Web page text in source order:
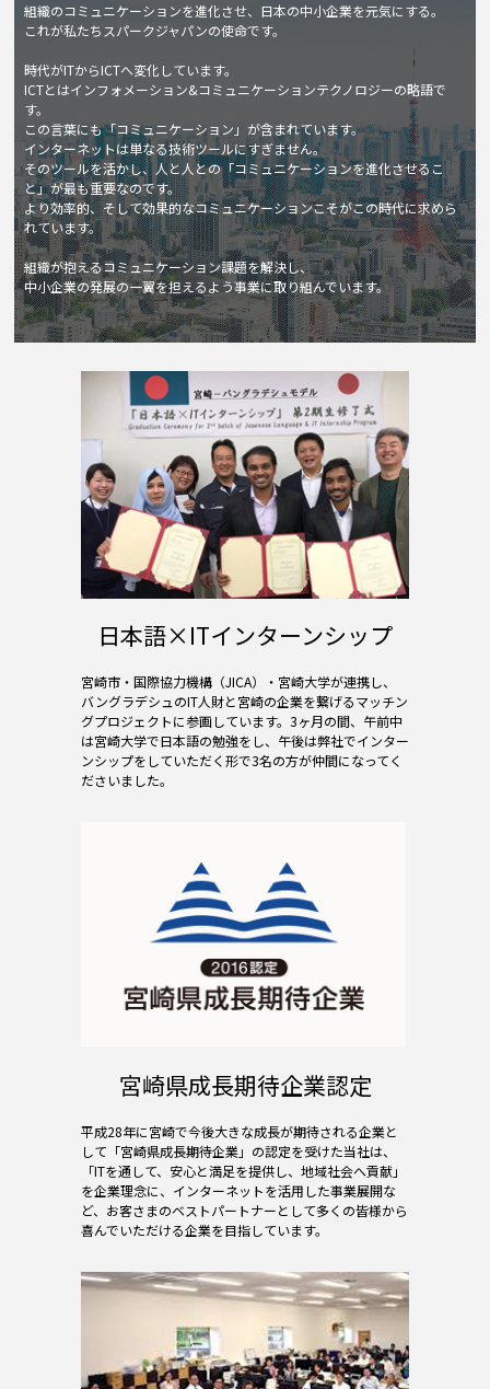
組織のコミュニケーションを進化させ、日本の中小企業を元気にする。
これが私たちスパークジャパンの使命です。
時代がITからICTへ変化しています。
ICTとはインフォメーション&コミュニケーションテクノロジーの略語で
す。
この言葉にも「コミュニケーション」が含まれています。
インターネットは単なる技術ツールにすぎません。
そのツールを活かし、人と人との「コミュニケーションを進化させるこ
と」が最も重要なのです。
より効率的、そして効果的なコミュニケーションこそがこの時代に求めら
れています。
組織が抱えるコミュニケーション課題を解決し、
中小企業の発展の一翼を担えるよう事業に取り組んでいます。
日本語×ITインターンシップ
宮崎市・国際協力機構（JICA）・宮崎大学が連携し、
バングラデシュのIT人財と宮崎の企業を繋げるマッチン
グプロジェクトに参画しています。3ヶ月の間、午前中
は宮崎大学で日本語の勉強をし、午後は弊社でインター
ンシップをしていただく形で3名の方が仲間になってく
ださいました。
宮崎県成長期待企業認定
平成28年に宮崎で今後大きな成長が期待される企業と
して「宮崎県成長期待企業」の認定を受けた当社は、
「ITを通して、安心と満足を提供し、地域社会へ貢献」
を企業理念に、インターネットを活用した事業展開な
ど、お客さまのベストパートナーとして多くの皆様から
喜んでいただける企業を目指しています。